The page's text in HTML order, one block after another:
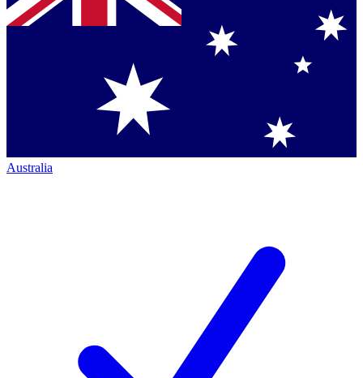
Australia